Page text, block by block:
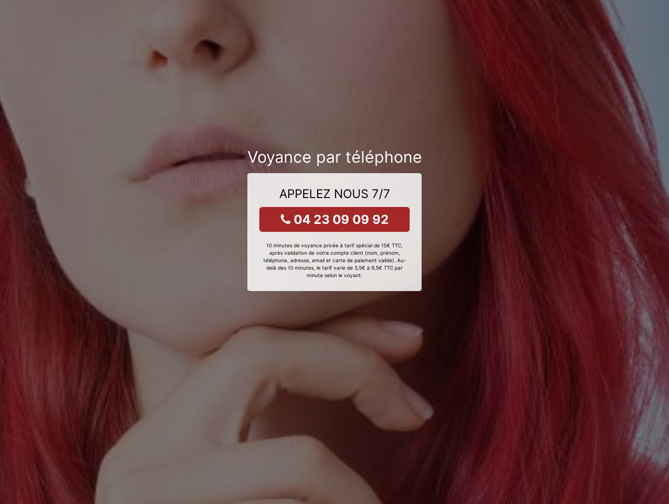
Voyance par téléphone
APPELEZ NOUS 7/7
04 23 09 09 92
10 minutes de voyance privée à tarif spécial de 15€ TTC,
après validation de votre compte client (nom, prénom,
téléphone, adresse, email et carte de paiement valide). Au-
delà des 10 minutes, le tarif varie de 3,5€ à 9,5€ TTC par
minute selon le voyant.